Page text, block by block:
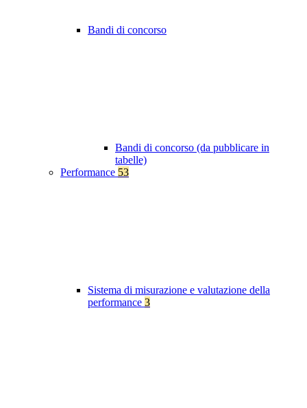
Bandi di concorso
Bandi di concorso (da pubblicare in
tabelle)
Performance 53
Sistema di misurazione e valutazione della
performance 3